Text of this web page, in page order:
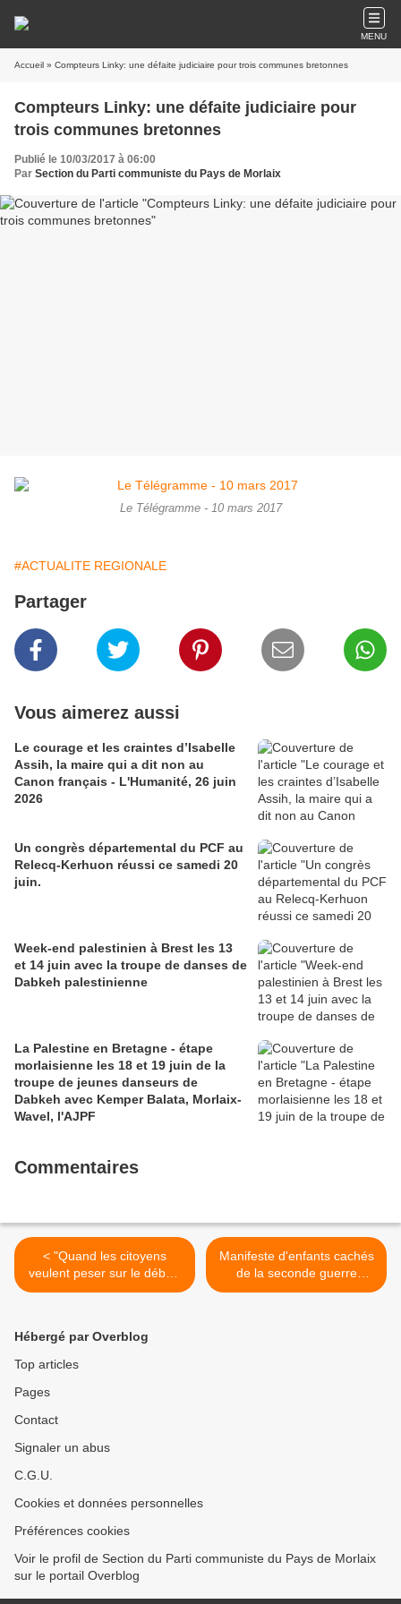
MENU
Accueil » Compteurs Linky: une défaite judiciaire pour trois communes bretonnes
Compteurs Linky: une défaite judiciaire pour
trois communes bretonnes
Publié le 10/03/2017 à 06:00
Par Section du Parti communiste du Pays de Morlaix
Le Télégramme - 10 mars 2017
#ACTUALITE REGIONALE
Partager
Vous aimerez aussi
Le courage et les craintes d’Isabelle
Assih, la maire qui a dit non au
Canon français - L'Humanité, 26 juin
2026
Un congrès départemental du PCF au
Relecq-Kerhuon réussi ce samedi 20
juin.
Week-end palestinien à Brest les 13
et 14 juin avec la troupe de danses de
Dabkeh palestinienne
La Palestine en Bretagne - étape
morlaisienne les 18 et 19 juin de la
troupe de jeunes danseurs de
Dabkeh avec Kemper Balata, Morlaix-
Wavel, l'AJPF
Commentaires
< "Quand les citoyens
veulent peser sur le débat"
- Réunion publique sur la
vendredi 10 mars à la salle
des associations de Saint-
création d'un comité de
publics locaux (Ouest-
France)
Manifeste d'enfants cachés
de la seconde guerre
mondiale pour le droit à la
Hébergé par Overblog
Top articles
Pages
Contact
Signaler un abus
C.G.U.
Cookies et données personnelles
Préférences cookies
Voir le profil de Section du Parti communiste du Pays de Morlaix
sur le portail Overblog